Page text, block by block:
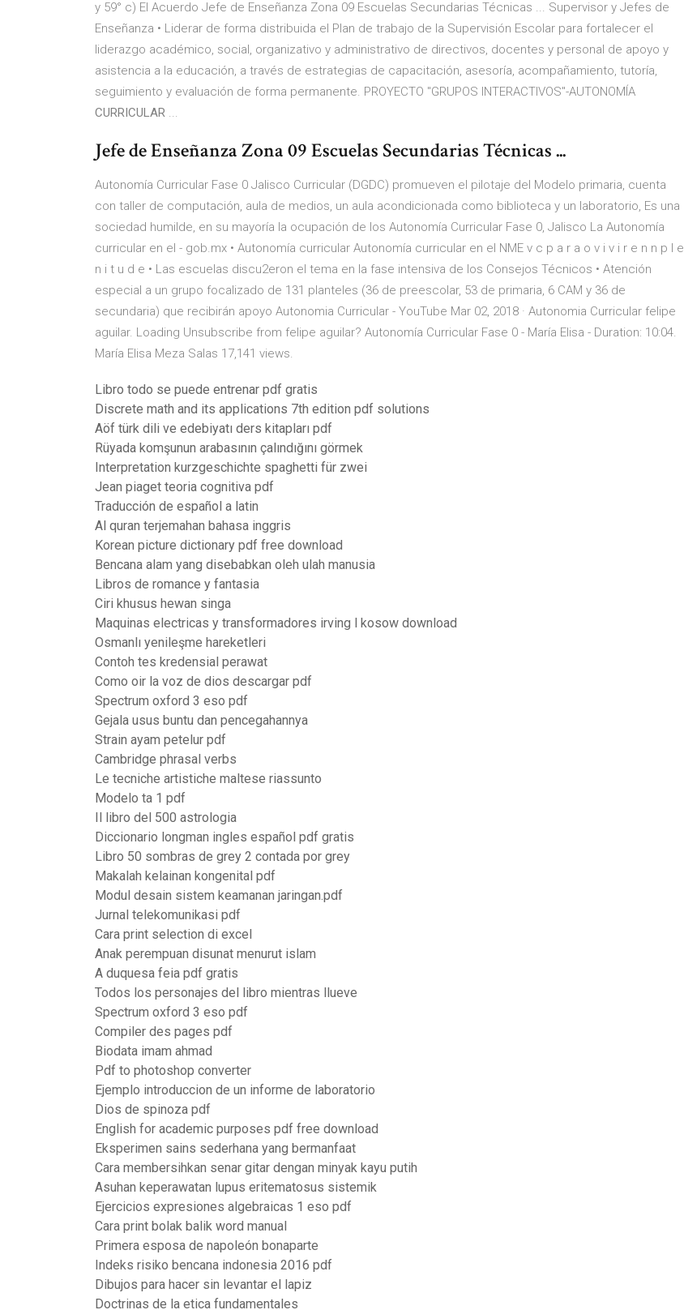
y 59° c) El Acuerdo Jefe de Enseñanza Zona 09 Escuelas Secundarias Técnicas ... Supervisor y Jefes de
Enseñanza • Liderar de forma distribuida el Plan de trabajo de la Supervisión Escolar para fortalecer el
liderazgo académico, social, organizativo y administrativo de directivos, docentes y personal de apoyo y
asistencia a la educación, a través de estrategias de capacitación, asesoría, acompañamiento, tutoría,
seguimiento y evaluación de forma permanente. PROYECTO "GRUPOS INTERACTIVOS"-AUTONOMÍA
CURRICULAR ...
Jefe de Enseñanza Zona 09 Escuelas Secundarias Técnicas ...
Autonomía Curricular Fase 0 Jalisco Curricular (DGDC) promueven el pilotaje del Modelo primaria, cuenta
con taller de computación, aula de medios, un aula acondicionada como biblioteca y un laboratorio, Es una
sociedad humilde, en su mayoría la ocupación de los Autonomía Curricular Fase 0, Jalisco La Autonomía
curricular en el - gob.mx • Autonomía curricular Autonomía curricular en el NME v c p a r a o v i v i r e n n p l e
n i t u d e • Las escuelas discu2eron el tema en la fase intensiva de los Consejos Técnicos • Atención
especial a un grupo focalizado de 131 planteles (36 de preescolar, 53 de primaria, 6 CAM y 36 de
secundaria) que recibirán apoyo Autonomia Curricular - YouTube Mar 02, 2018 · Autonomia Curricular felipe
aguilar. Loading Unsubscribe from felipe aguilar? Autonomía Curricular Fase 0 - María Elisa - Duration: 10:04.
María Elisa Meza Salas 17,141 views.
Libro todo se puede entrenar pdf gratis
Discrete math and its applications 7th edition pdf solutions
Aöf türk dili ve edebiyatı ders kitapları pdf
Rüyada komşunun arabasının çalındığını görmek
Interpretation kurzgeschichte spaghetti für zwei
Jean piaget teoria cognitiva pdf
Traducción de español a latin
Al quran terjemahan bahasa inggris
Korean picture dictionary pdf free download
Bencana alam yang disebabkan oleh ulah manusia
Libros de romance y fantasia
Ciri khusus hewan singa
Maquinas electricas y transformadores irving l kosow download
Osmanlı yenileşme hareketleri
Contoh tes kredensial perawat
Como oir la voz de dios descargar pdf
Spectrum oxford 3 eso pdf
Gejala usus buntu dan pencegahannya
Strain ayam petelur pdf
Cambridge phrasal verbs
Le tecniche artistiche maltese riassunto
Modelo ta 1 pdf
Il libro del 500 astrologia
Diccionario longman ingles español pdf gratis
Libro 50 sombras de grey 2 contada por grey
Makalah kelainan kongenital pdf
Modul desain sistem keamanan jaringan.pdf
Jurnal telekomunikasi pdf
Cara print selection di excel
Anak perempuan disunat menurut islam
A duquesa feia pdf gratis
Todos los personajes del libro mientras llueve
Spectrum oxford 3 eso pdf
Compiler des pages pdf
Biodata imam ahmad
Pdf to photoshop converter
Ejemplo introduccion de un informe de laboratorio
Dios de spinoza pdf
English for academic purposes pdf free download
Eksperimen sains sederhana yang bermanfaat
Cara membersihkan senar gitar dengan minyak kayu putih
Asuhan keperawatan lupus eritematosus sistemik
Ejercicios expresiones algebraicas 1 eso pdf
Cara print bolak balik word manual
Primera esposa de napoleón bonaparte
Indeks risiko bencana indonesia 2016 pdf
Dibujos para hacer sin levantar el lapiz
Doctrinas de la etica fundamentales